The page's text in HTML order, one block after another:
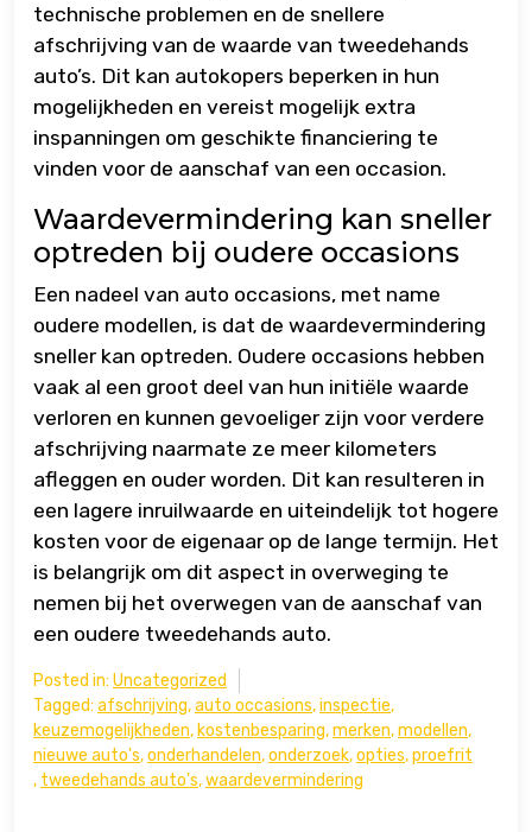
technische problemen en de snellere
afschrijving van de waarde van tweedehands
auto’s. Dit kan autokopers beperken in hun
mogelijkheden en vereist mogelijk extra
inspanningen om geschikte financiering te
vinden voor de aanschaf van een occasion.
Waardevermindering kan sneller
optreden bij oudere occasions
Een nadeel van auto occasions, met name
oudere modellen, is dat de waardevermindering
sneller kan optreden. Oudere occasions hebben
vaak al een groot deel van hun initiële waarde
verloren en kunnen gevoeliger zijn voor verdere
afschrijving naarmate ze meer kilometers
afleggen en ouder worden. Dit kan resulteren in
een lagere inruilwaarde en uiteindelijk tot hogere
kosten voor de eigenaar op de lange termijn. Het
is belangrijk om dit aspect in overweging te
nemen bij het overwegen van de aanschaf van
een oudere tweedehands auto.
Posted in: Uncategorized
Tagged: afschrijving,auto occasions,inspectie,
keuzemogelijkheden, kostenbesparing,merken,modellen,
nieuwe auto's,onderhandelen,onderzoek,opties,proefrit
, tweedehands auto's,waardevermindering